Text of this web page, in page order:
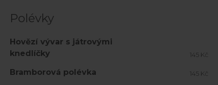
Polévky
Hovězí vývar s játrovými
knedlíčky
145 Kč
Bramborová polévka 145 Kč